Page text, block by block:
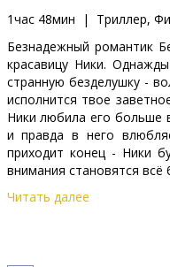
1час 48мин | Триллер,
Безнадежный романтик
красавицу Ники.
странную безделушку -
исполнится твое
Ники любила его больше
и правда в него
приходит конец - Ники
внимания становятся
Фильм на английском
Читать далее